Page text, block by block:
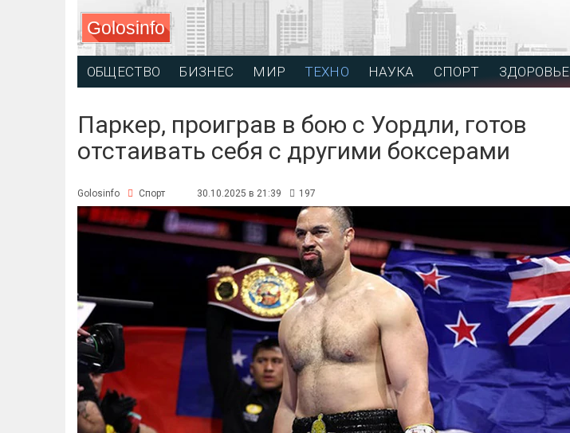
Golosinfo
ОБЩЕСТВО БИЗНЕС МИР ТЕХНО НАУКА СПОРТ ЗДОРОВЬЕ
Паркер, проиграв в бою с Уордли, готов
отстаивать себя с другими боксерами
Golosinfo Спорт 30.10.2025 в 21:39 197